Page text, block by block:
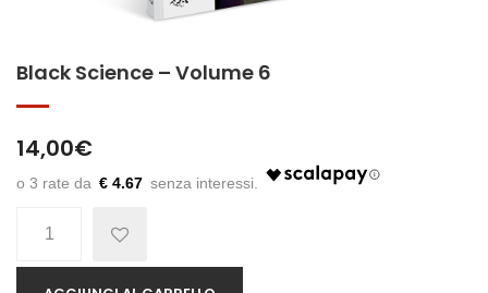
Black Science – Volume 6
14,00€
€ 4.67